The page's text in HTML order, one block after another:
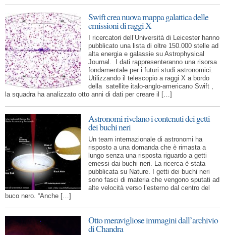
Swift crea nuova mappa galattica delle
emissioni di raggi X
I ricercatori dell’Università di Leicester hanno
pubblicato una lista di oltre 150.000 stelle ad
alta energia e galassie su Astrophysical
Journal. I dati rappresenteranno una risorsa
fondamentale per i futuri studi astronomici.
Utilizzando il telescopio a raggi X a bordo
della satellite italo-anglo-americano Swift ,
la squadra ha analizzato otto anni di dati per creare il […]
Astronomi rivelano i contenuti dei getti
dei buchi neri
Un team internazionale di astronomi ha
risposto a una domanda che è rimasta a
lungo senza una risposta riguardo a getti
emessi dai buchi neri. La ricerca è stata
pubblicata su Nature. I getti dei buchi neri
sono fasci di materia che vengono sputati ad
alte velocità verso l’esterno dal centro del
buco nero. “Anche […]
Otto meravigliose immagini dall’archivio
di Chandra